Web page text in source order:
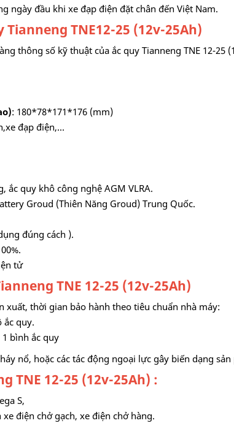
ngày đầu khi xe đạp điện đặt chân đến Việt Nam.
Tianneng TNE12-25 (12v-25Ah)
thông số kỹ thuật của ắc quy Tianneng TNE 12-25
: 180*78*171*176 (mm)
đạp điện,...
ắc quy khô công nghệ AGM VLRA.
Groud (Thiên Năng Groud) Trung Quốc.
đúng cách ).
tử
TNE 12-25 (12v-25Ah)
xuất, thời gian bảo hành theo tiêu chuẩn nhà máy:
ắc quy.
bình ắc quy
nổ, hoặc các tác động ngoại lực gây biến dạng
TNE 12-25 (12v-25Ah) :
S,
điện chở gạch, xe điện chở hàng.